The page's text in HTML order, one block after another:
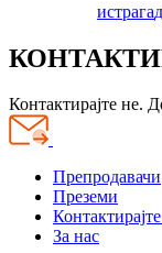
истрага
Контактирајте не.
Препродавачи
Преземи
За нас